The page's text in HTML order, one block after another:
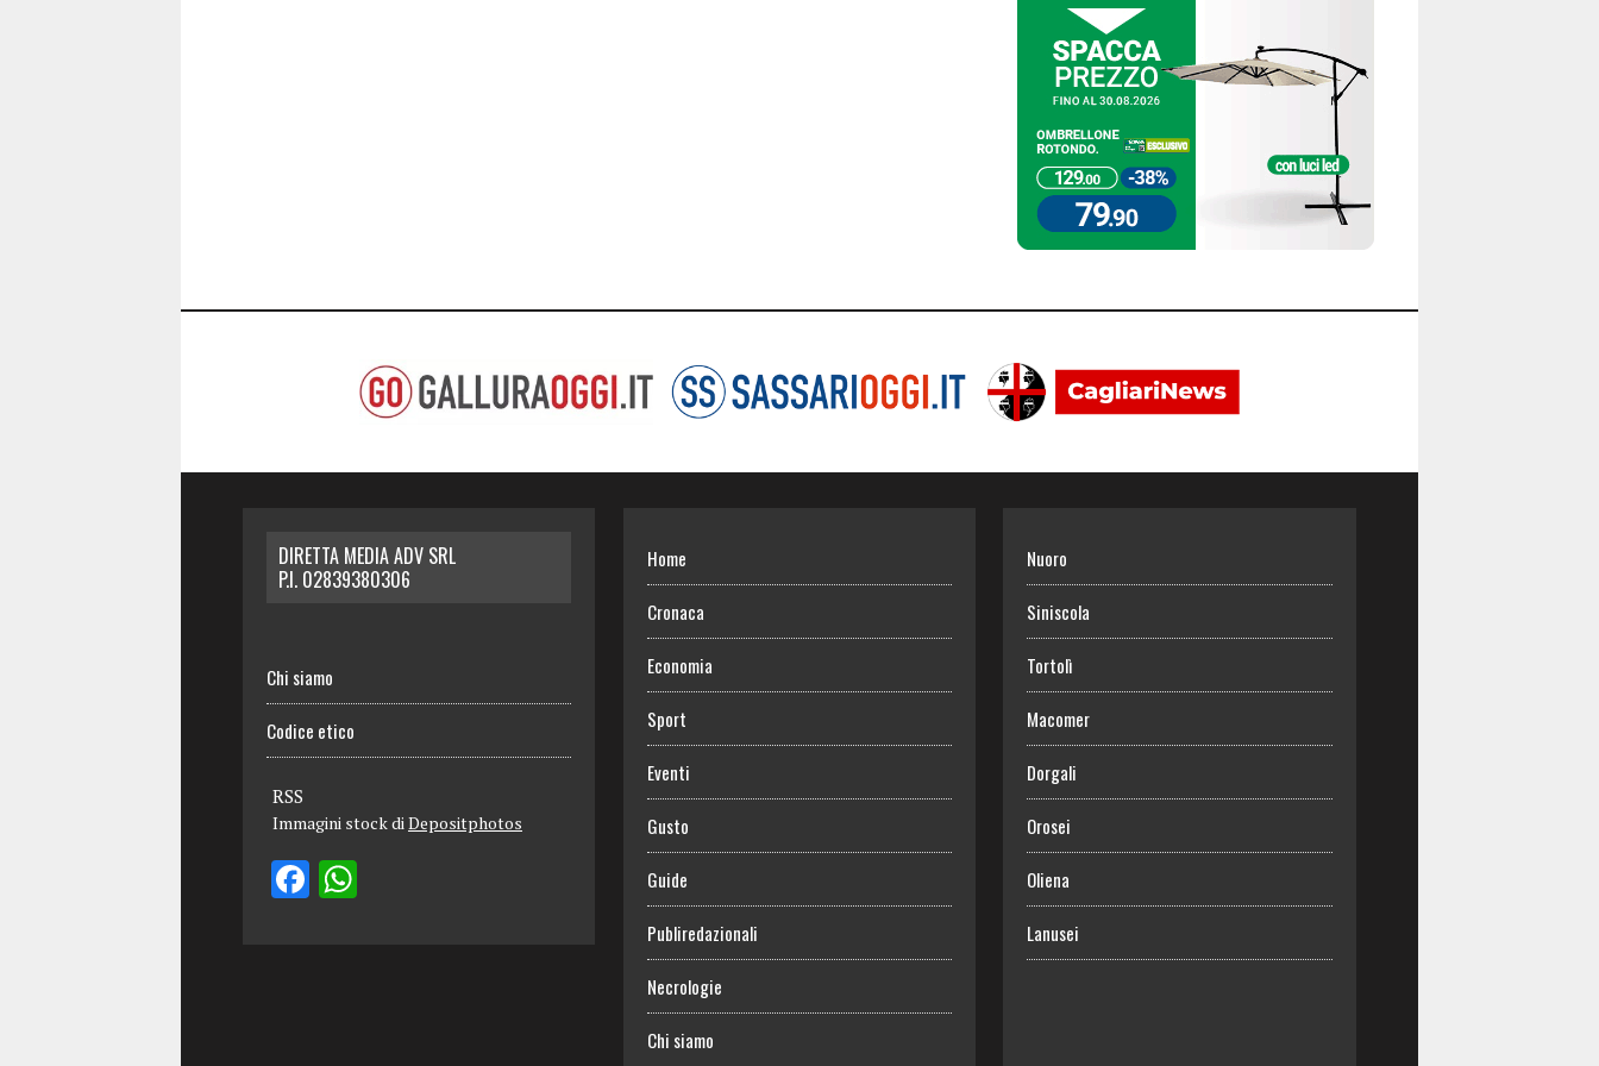
DIRETTA MEDIA ADV SRL
P.I. 02839380306
Chi siamo
Codice etico
RSS
Immagini stock diDepositphotos
Home
Cronaca
Economia
Sport
Eventi
Gusto
Guide
Publiredazionali
Necrologie
Chi siamo
Nuoro
Siniscola
Tortolì
Macomer
Dorgali
Orosei
Oliena
Lanusei